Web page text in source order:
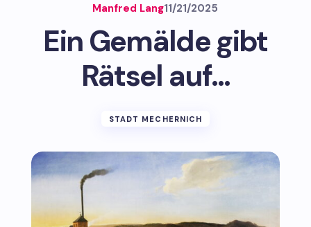
Manfred Lang11/21/2025
Ein Gemälde gibt
Rätsel auf…
STADT MECHERNICH